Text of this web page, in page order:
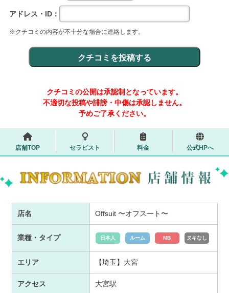
アドレス・ID：
※クチコミの内容が不十分な場合に連絡します。
クチコミの公開は承認制となっています。
不適切な投稿や誹謗・中傷は承認しません。
予めご了承ください。
店舗TOP セラピスト 料金 公式HPへ
店名 Offsuit 〜オフスート〜
業種・タイプ 日本人 ルーム MB ヌキなし
エリア 【埼玉】大宮
アクセス 大宮駅